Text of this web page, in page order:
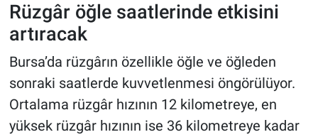
Rüzgâr öğle saatlerinde etkisini
artıracak
Bursa’da rüzgârın özellikle öğle ve öğleden
sonraki saatlerde kuvvetlenmesi öngörülüyor.
Ortalama rüzgâr hızının 12 kilometreye, en
yüksek rüzgâr hızının ise 36 kilometreye kadar